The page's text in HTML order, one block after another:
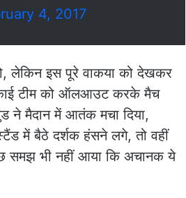
4, 2017
लेकिन इस पूरे वाकया को देखकर
टीम को ऑलआउट करके मैच
ने मैदान में आतंक मचा दिया,
में बैठे दर्शक हंसने लगे, तो वहीं
समझ भी नहीं आया कि अचानक ये